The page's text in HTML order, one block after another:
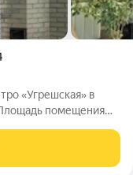
«Угрешская» в
340 000.